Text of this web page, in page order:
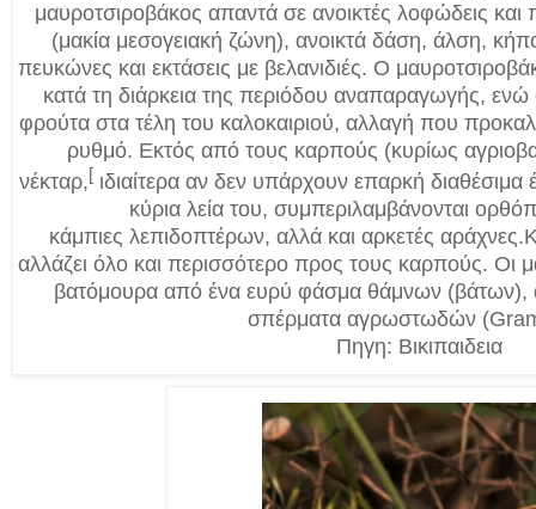
μαυροτσιροβάκος απαντά σε ανοικτές λοφώδεις και
(μακία μεσογειακή ζώνη), ανοικτά δάση, άλση,
πευκώνες και εκτάσεις με βελανιδιές. Ο
κατά τη διάρκεια της περιόδου αναπαραγωγής, ενώ
φρούτα στα τέλη του καλοκαιριού, αλλαγή που
ρυθμό. Εκτός από τους καρπούς (κυρίως
νέκταρ,[ ιδιαίτερα αν δεν υπάρχουν επαρκή διαθέσιμα
κύρια λεία του, συμπεριλαμβάνονται
κάμπιεςλεπιδοπτέρων, αλλά και αρκετέςαράχνες.
αλλάζει όλο και περισσότερο προς τους καρπούς. Οι
βατόμουρα από ένα ευρύ φάσμα θάμνων (βάτων),
σπέρματα αγρωστωδών
Πηγη: Βικιπαιδεια